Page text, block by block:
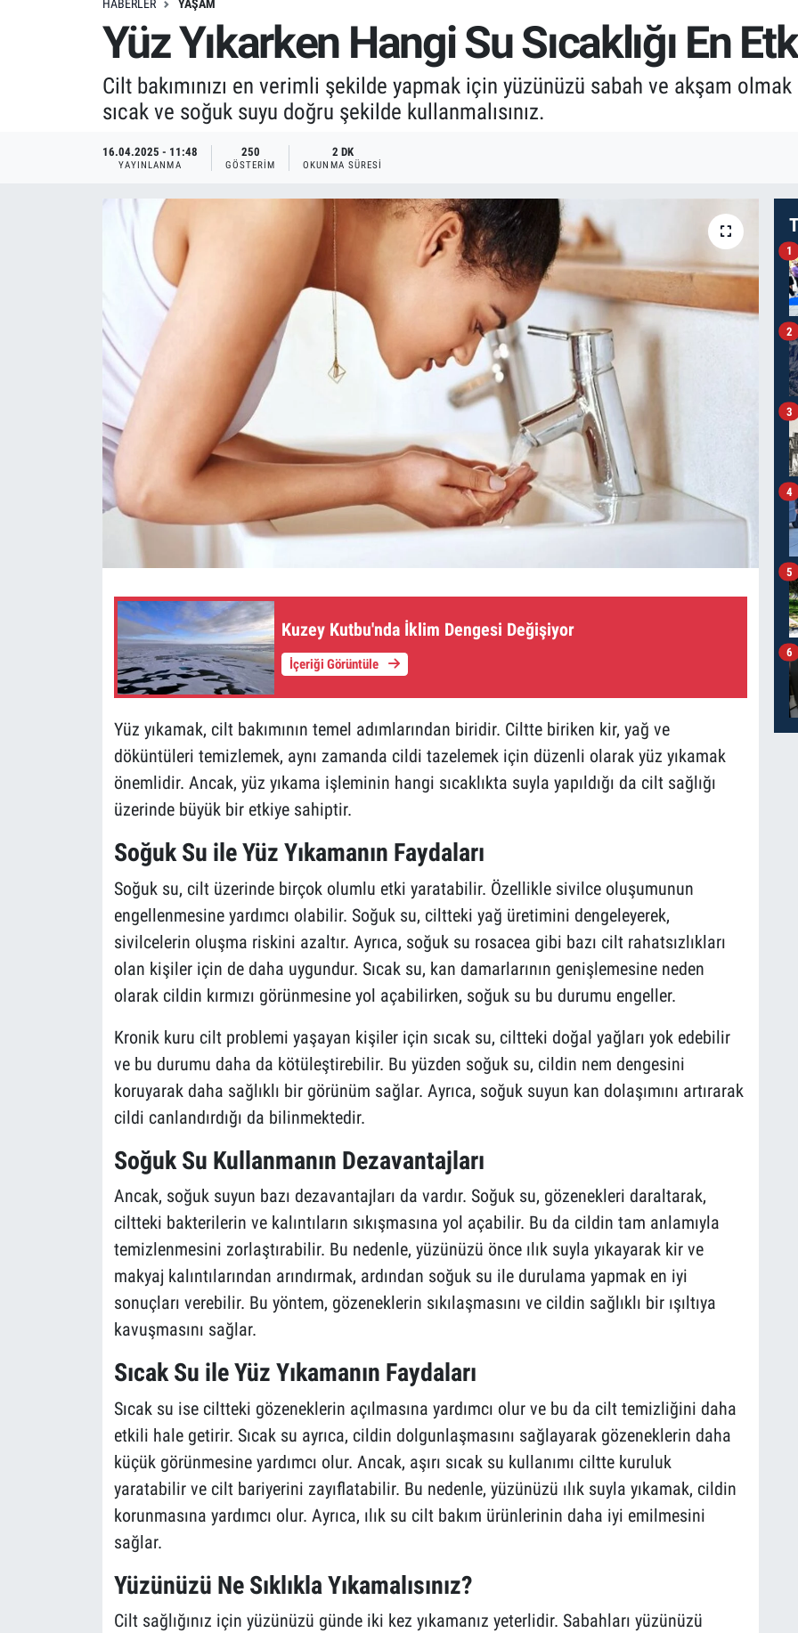
HABERLER YAŞAM
Yüz Yıkarken Hangi Su Sıcaklığı En
Cilt bakımınızı en verimli şekilde yapmak için yüzünüzü sabah ve akşam
sıcak ve soğuk suyu doğru şekilde kullanmalısınız.
16.04.2025 - 11:48
YAYINLANMA
250
GÖSTERIM
2 DK
OKUNMA SÜRESI
Kuzey Kutbu'nda İklim Dengesi Değişiyor
İçeriği Görüntüle
Yüz yıkamak, cilt bakımının temel adımlarından biridir. Ciltte biriken kir, yağ ve
döküntüleri temizlemek, aynı zamanda cildi tazelemek için düzenli olarak yüz yıkamak
önemlidir. Ancak, yüz yıkama işleminin hangi sıcaklıkta suyla yapıldığı da cilt sağlığı
üzerinde büyük bir etkiye sahiptir.
Soğuk Su ile Yüz Yıkamanın Faydaları
Soğuk su, cilt üzerinde birçok olumlu etki yaratabilir. Özellikle sivilce oluşumunun
engellenmesine yardımcı olabilir. Soğuk su, ciltteki yağ üretimini dengeleyerek,
sivilcelerin oluşma riskini azaltır. Ayrıca, soğuk su rosacea gibi bazı cilt rahatsızlıkları
olan kişiler için de daha uygundur. Sıcak su, kan damarlarının genişlemesine neden
olarak cildin kırmızı görünmesine yol açabilirken, soğuk su bu durumu engeller.
Kronik kuru cilt problemi yaşayan kişiler için sıcak su, ciltteki doğal yağları yok edebilir
ve bu durumu daha da kötüleştirebilir. Bu yüzden soğuk su, cildin nem dengesini
koruyarak daha sağlıklı bir görünüm sağlar. Ayrıca, soğuk suyun kan dolaşımını artırarak
cildi canlandırdığı da bilinmektedir.
Soğuk Su Kullanmanın Dezavantajları
Ancak, soğuk suyun bazı dezavantajları da vardır. Soğuk su, gözenekleri daraltarak,
ciltteki bakterilerin ve kalıntıların sıkışmasına yol açabilir. Bu da cildin tam anlamıyla
temizlenmesini zorlaştırabilir. Bu nedenle, yüzünüzü önce ılık suyla yıkayarak kir ve
makyaj kalıntılarından arındırmak, ardından soğuk su ile durulama yapmak en iyi
sonuçları verebilir. Bu yöntem, gözeneklerin sıkılaşmasını ve cildin sağlıklı bir ışıltıya
kavuşmasını sağlar.
Sıcak Su ile Yüz Yıkamanın Faydaları
Sıcak su ise ciltteki gözeneklerin açılmasına yardımcı olur ve bu da cilt temizliğini daha
etkili hale getirir. Sıcak su ayrıca, cildin dolgunlaşmasını sağlayarak gözeneklerin daha
küçük görünmesine yardımcı olur. Ancak, aşırı sıcak su kullanımı ciltte kuruluk
yaratabilir ve cilt bariyerini zayıflatabilir. Bu nedenle, yüzünüzü ılık suyla yıkamak, cildin
korunmasına yardımcı olur. Ayrıca, ılık su cilt bakım ürünlerinin daha iyi emilmesini
sağlar.
Yüzünüzü Ne Sıklıkla Yıkamalısınız?
Cilt sağlığınız için yüzünüzü günde iki kez yıkamanız yeterlidir. Sabahları yüzünüzü
1
2
3
4
5
6